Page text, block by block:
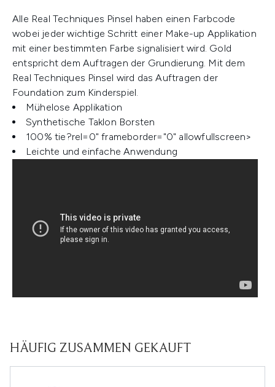
Alle Real Techniques Pinsel haben einen Farbcode
wobei jeder wichtige Schritt einer Make-up Applikation
mit einer bestimmten Farbe signalisiert wird. Gold
entspricht dem Auftragen der Grundierung. Mit dem
Real Techniques Pinsel wird das Auftragen der
Foundation zum Kinderspiel.
Mühelose Applikation
Synthetische Taklon Borsten
100% tie?rel=0" frameborder="0" allowfullscreen>
Leichte und einfache Anwendung
HÄUFIG ZUSAMMEN GEKAUFT